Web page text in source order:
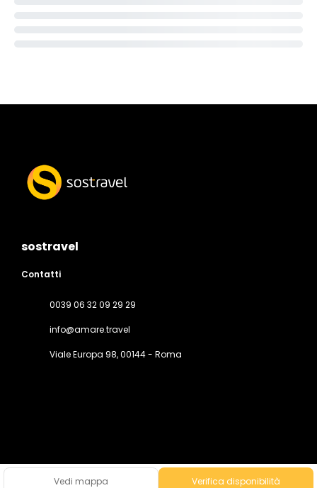
Vedi mappa Verifica disponibilità
sostravel
Contatti
0039 06 32 09 29 29
info@amare.travel
Viale Europa 98, 00144 - Roma
Tutti i diritti riservati SOS travel © 2026